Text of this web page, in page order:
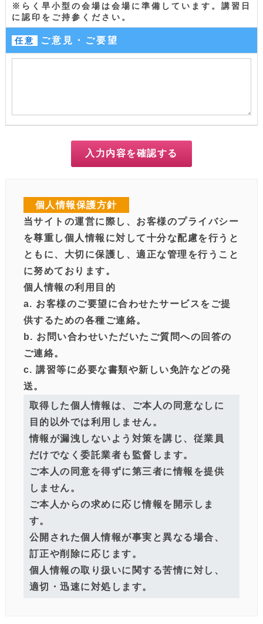
※らく早小型の会場は会場に準備しています。講習日
に認印をご持参ください。
任意 ご意見・ご要望
入力内容を確認する
個人情報保護方針
当サイトの運営に際し、お客様のプライバシー
を尊重し個人情報に対して十分な配慮を行うと
ともに、大切に保護し、適正な管理を行うこと
に努めております。
個人情報の利用目的
a. お客様のご要望に合わせたサービスをご提
供するための各種ご連絡。
b. お問い合わせいただいたご質問への回答の
ご連絡。
c. 講習等に必要な書類や新しい免許などの発
送。
取得した個人情報は、ご本人の同意なしに
目的以外では利用しません。
情報が漏洩しないよう対策を講じ、従業員
だけでなく委託業者も監督します。
ご本人の同意を得ずに第三者に情報を提供
しません。
ご本人からの求めに応じ情報を開示しま
す。
公開された個人情報が事実と異なる場合、
訂正や削除に応じます。
個人情報の取り扱いに関する苦情に対し、
適切・迅速に対処します。